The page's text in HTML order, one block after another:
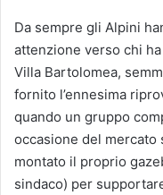
Da sempre gli Alpini
attenzione verso chi
Villa Bartolomea,
fornito l’ennesima
quando un gruppo
occasione del mercato
montato il proprio
sindaco) per